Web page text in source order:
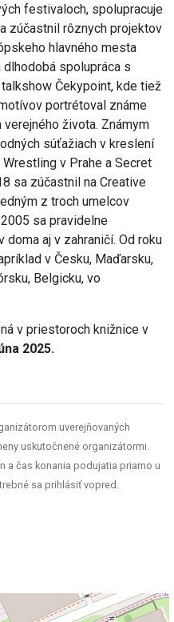
festivaloch, spolupracuje
zúčastnil rôznych projektov
hlavného mesta
spolupráca s
Čekypoint, kde tiež
portrétoval známe
života. Známym
súťažiach v kreslení
v Prahe a Secret
sa zúčastnil na Creative
z troch umelcov
sa pravidelne
aj v zahraničí. Od roku
v Česku, Maďarsku,
Belgicku, vo
v priestoroch knižnice v
2025.
uverejňovaných
uskutočnené organizátormi.
a čas konania podujatia priamo u
sa prihlásiť vopred.